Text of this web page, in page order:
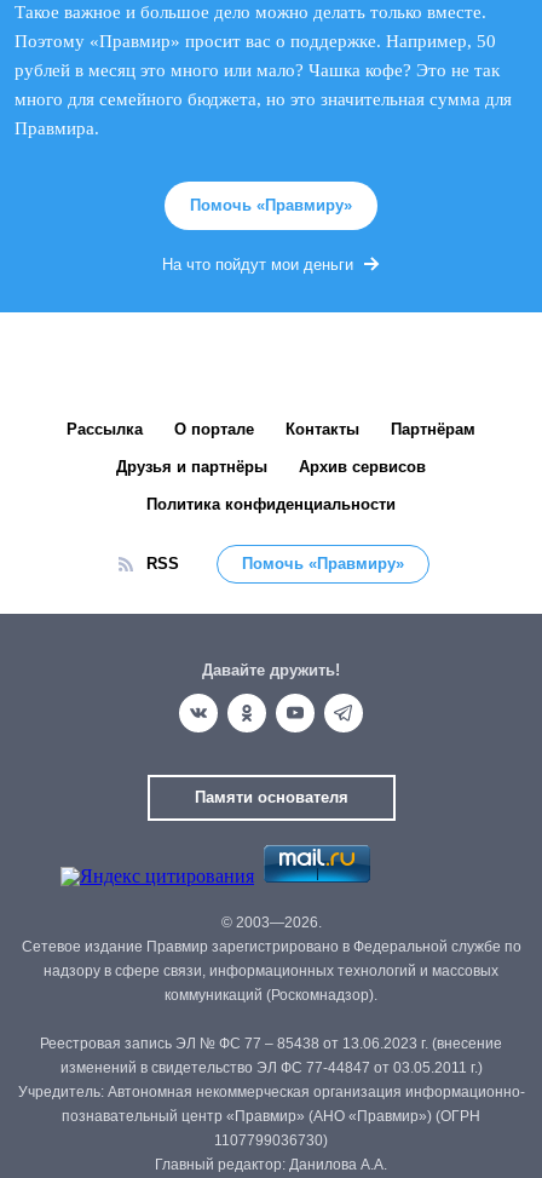
Такое важное и большое дело можно делать только вместе.
Поэтому «Правмир» просит вас о поддержке. Например, 50
рублей в месяц это много или мало? Чашка кофе? Это не так
много для семейного бюджета, но это значительная сумма для
Правмира.
Помочь «Правмиру»
На что пойдут мои деньги
Рассылка О портале Контакты Партнёрам
Друзья и партнёры Архив сервисов
Политика конфиденциальности
RSS Помочь «Правмиру»
Давайте дружить!
Памяти основателя
© 2003—2026.
Сетевое издание Правмир зарегистрировано в Федеральной службе по
надзору в сфере связи, информационных технологий и массовых
коммуникаций (Роскомнадзор).
Реестровая запись ЭЛ № ФС 77 – 85438 от 13.06.2023 г. (внесение
изменений в свидетельство ЭЛ ФС 77-44847 от 03.05.2011 г.)
Учредитель: Автономная некоммерческая организация информационно-
познавательный центр «Правмир» (АНО «Правмир») (ОГРН
1107799036730)
Главный редактор: Данилова А.А.